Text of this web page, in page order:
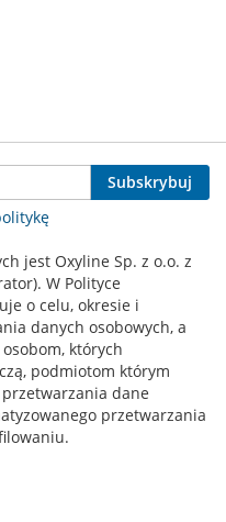
Subskrybuj
jest Oxyline Sp. z o.o. z
W Polityce
o celu, okresie i
danych osobowych, a
których
podmiotom którym
dane
przetwarzania